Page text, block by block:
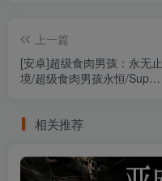
上一篇
[安卓]超级食肉男孩：永无止
境/超级食肉男孩永恒/Super
相关推荐